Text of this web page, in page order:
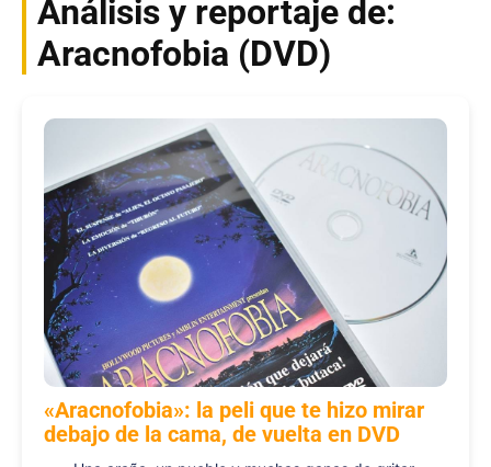
Análisis y reportaje de:
Aracnofobia (DVD)
«Aracnofobia»: la peli que te hizo mirar
debajo de la cama, de vuelta en DVD